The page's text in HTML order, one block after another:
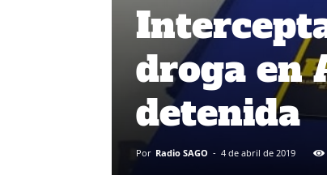
droga en
detenida
Por Radio SAGO - 4 de abril de 2019